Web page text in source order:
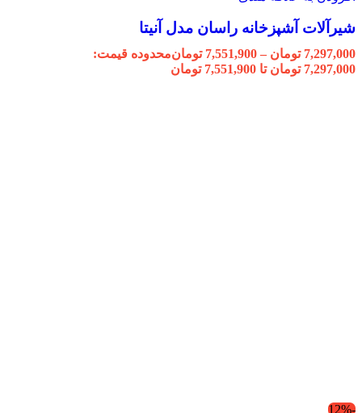
شیرآلات آشپزخانه راسان مدل آنیتا
7,297,000 تومان –
7,551,900 تومانمحدوده قیمت:
7,297,000 تومان تا 7,551,900 تومان
-12%